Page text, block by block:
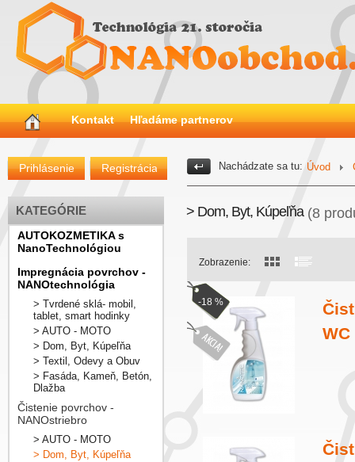
Kontakt Hľadáme partnerov
Prihlásenie Registrácia
KATEGÓRIE
AUTOKOZMETIKA s
NanoTechnológiou
Impregnácia povrchov -
NANOtechnológia
> Tvrdené sklá- mobil,
tablet, smart hodinky
> AUTO - MOTO
> Dom, Byt, Kúpeľňa
> Textil, Odevy a Obuv
> Fasáda, Kameň, Betón,
Dlažba
Čistenie povrchov -
NANOstriebro
> AUTO - MOTO
> Dom, Byt, Kúpeľňa
Nachádzate sa tu: Úvod
> Dom, Byt, Kúpeľňa(8
Zobrazenie:
-18 %
WC